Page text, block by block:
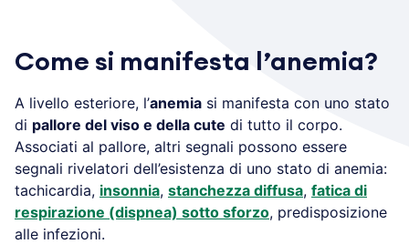
Come si manifesta l’anemia?
A livello esteriore, l’anemia si manifesta con uno stato
di pallore del viso e della cute di tutto il corpo.
Associati al pallore, altri segnali possono essere
segnali rivelatori dell’esistenza di uno stato di anemia:
tachicardia, insonnia, stanchezza diffusa, fatica di
respirazione (dispnea) sotto sforzo, predisposizione
alle infezioni.